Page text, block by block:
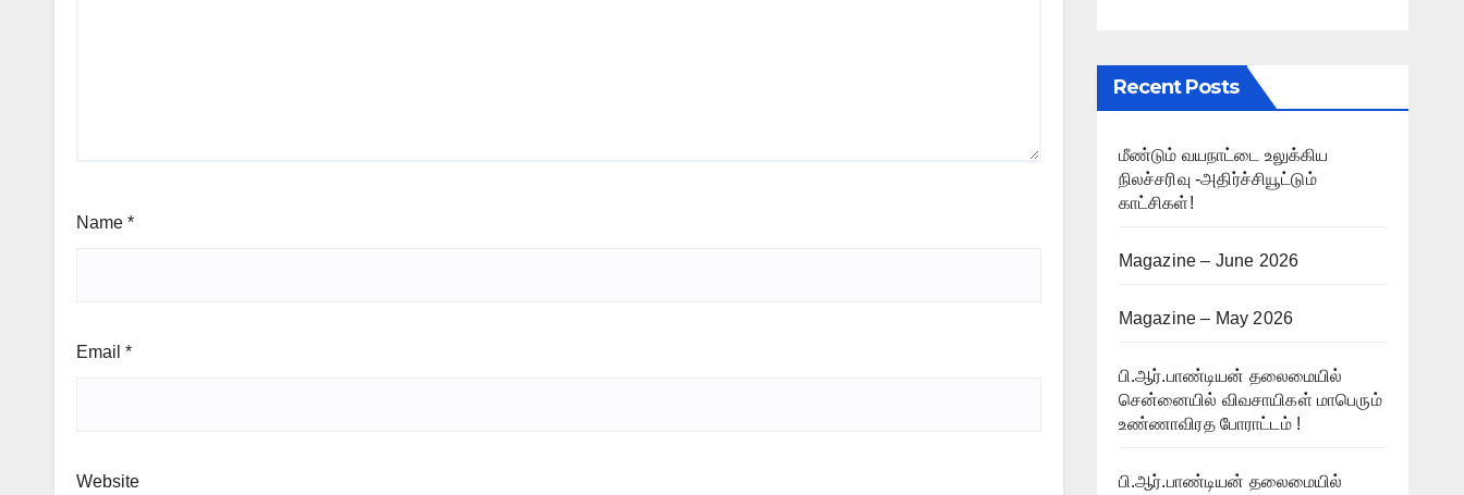
Name *
Email *
Website
Recent Posts
மீண்டும் வயநாட்டை உலுக்கிய
நிலச்சரிவு -அதிர்ச்சியூட்டும்
காட்சிகள்!
Magazine – June 2026
Magazine – May 2026
பி.ஆர்.பாண்டியன் தலைமையில்
சென்னையில் விவசாயிகள் மாபெரும்
உண்ணாவிரத போராட்டம் !
பி.ஆர்.பாண்டியன் தலைமையில்